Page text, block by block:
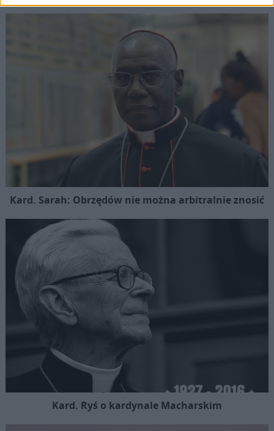
Kard. Sarah: Obrzędów nie można arbitralnie znosić
Kard. Ryś o kardynale Macharskim